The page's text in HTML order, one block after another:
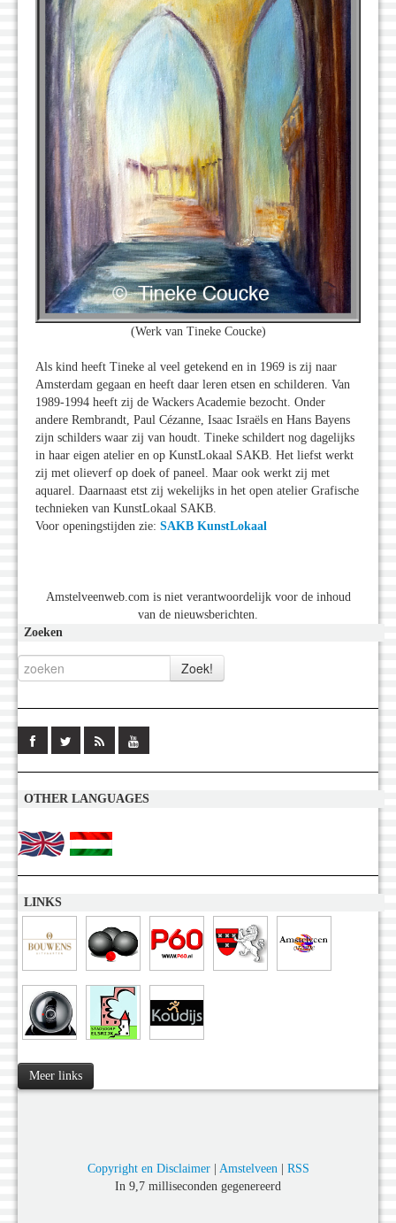
(Werk van Tineke Coucke)
Als kind heeft Tineke al veel getekend en in 1969 is zij naar
Amsterdam gegaan en heeft daar leren etsen en schilderen. Van
1989-1994 heeft zij de Wackers Academie bezocht. Onder
andere Rembrandt, Paul Cézanne, Isaac Israëls en Hans Bayens
zijn schilders waar zij van houdt. Tineke schildert nog dagelijks
in haar eigen atelier en op KunstLokaal SAKB. Het liefst werkt
zij met olieverf op doek of paneel. Maar ook werkt zij met
aquarel. Daarnaast etst zij wekelijks in het open atelier Grafische
technieken van KunstLokaal SAKB.
Voor openingstijden zie: SAKB KunstLokaal
Amstelveenweb.com is niet verantwoordelijk voor de inhoud
van de nieuwsberichten.
Zoeken
OTHER LANGUAGES
LINKS
Meer links
Copyright en Disclaimer| Amstelveen
RSS
In 9,7 milliseconden gegenereerd